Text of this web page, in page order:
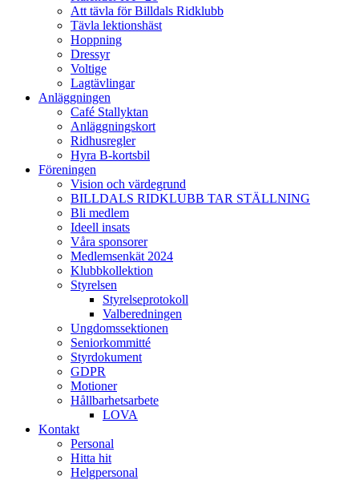
Att tävla för Billdals Ridklubb
Tävla lektionshäst
Hoppning
Dressyr
Voltige
Lagtävlingar
Anläggningen
Café Stallyktan
Anläggningskort
Ridhusregler
Hyra B-kortsbil
Föreningen
Vision och värdegrund
BILLDALS RIDKLUBB TAR STÄLLNING
Bli medlem
Ideell insats
Våra sponsorer
Medlemsenkät 2024
Klubbkollektion
Styrelsen
Styrelseprotokoll
Valberedningen
Ungdomssektionen
Seniorkommitté
Styrdokument
GDPR
Motioner
Hållbarhetsarbete
LOVA
Kontakt
Personal
Hitta hit
Helgpersonal